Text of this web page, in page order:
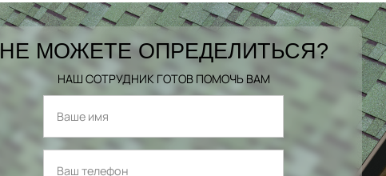
НЕ МОЖЕТЕ ОПРЕДЕЛИТЬСЯ?
НАШ СОТРУДНИК ГОТОВ ПОМОЧЬ ВАМ